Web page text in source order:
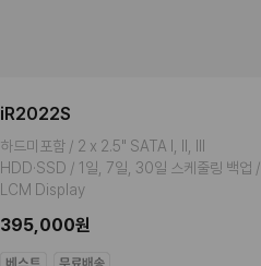
iR2022S
하드미포함 / 2 x 2.5" SATA I, II, III
HDD·SSD / 1일, 7일, 30일 스케줄링 백업 /
LCM Display
395,000원